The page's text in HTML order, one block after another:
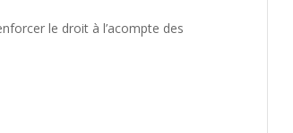
le droit à l’acompte des